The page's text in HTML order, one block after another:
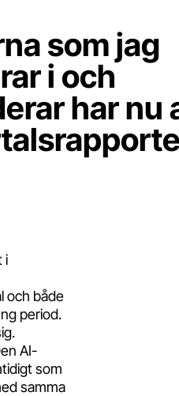
som jag
i och
har nu
i
och både
period.
AI-
som
samma